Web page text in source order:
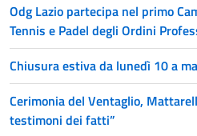
Odg Lazio partecipa nel primo
Tennis e Padel degli Ordini
Chiusura estiva da lunedì 10 a
Cerimonia del Ventaglio,
testimoni dei fatti”